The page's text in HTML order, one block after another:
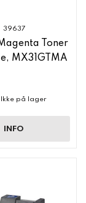
39637
Toner
MX31GTMA
Ikke på lager
INFO